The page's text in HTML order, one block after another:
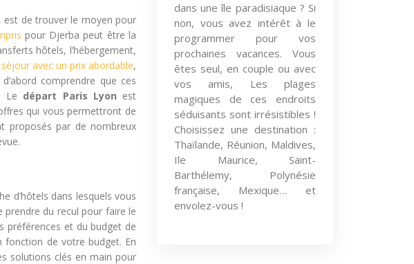
, est de trouver le moyen pour
pour Djerba peut être la
hôtels, l’hébergement,
avec un prix abordable,
comprendre que ces
Le départ Paris Lyon est
qui vous permettront de
proposés par de nombreux
d’hôtels dans lesquels vous
prendre du recul pour faire le
préférences et du budget de
fonction de votre budget. En
solutions clés en main pour
dans une île paradisiaque ? Si
non, vous avez intérêt à le
programmer pour vos
prochaines vacances. Vous
êtes seul, en couple ou avec
vos amis, Les plages
magiques de ces endroits
séduisants sont irrésistibles !
Choisissez une destination :
Thaïlande, Réunion, Maldives,
Ile Maurice, Saint-
Barthélemy, Polynésie
française, Mexique… et
envolez-vous !